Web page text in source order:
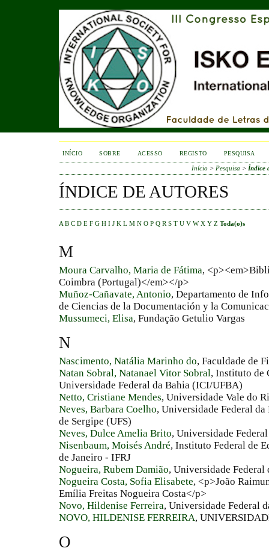
INÍCIO SOBRE ACESSO REGISTO PESQUISA
Início > Pesquisa > Índice
ÍNDICE DE AUTORES
A B C D E F G H I J K L M N O P Q R S T U V W X Y Z Toda(o)s
M
Moura Carvalho, Maria de Fátima,
Coimbra (Portugal)</em></p>
Muñoz-Cañavate, Antonio, Departamento de
de Ciencias de la Documentación y la
Mussumeci, Elisa, Fundação Getulio Vargas
N
Nascimento, Natália Marinho do, Faculdade de
Natan Sobral, Natanael Vitor Sobral, Instituto de
Universidade Federal da Bahia (ICI/UFBA)
Netto, Cristiane Mendes, Universidade Vale do
Neves, Barbara Coelho, Universidade Federal
de Sergipe (UFS)
Neves, Dulce Amelia Brito, Universidade
Nisenbaum, Moisés André, Instituto Federal de
de Janeiro - IFRJ
Nogueira, Rubem Damião, Universidade Federal
Nogueira Costa, Sofia Elisabete, <p>João
Emília Freitas Nogueira Costa</p>
Novo, Hildenise Ferreira, Universidade Federal
NOVO, HILDENISE FERREIRA,
O